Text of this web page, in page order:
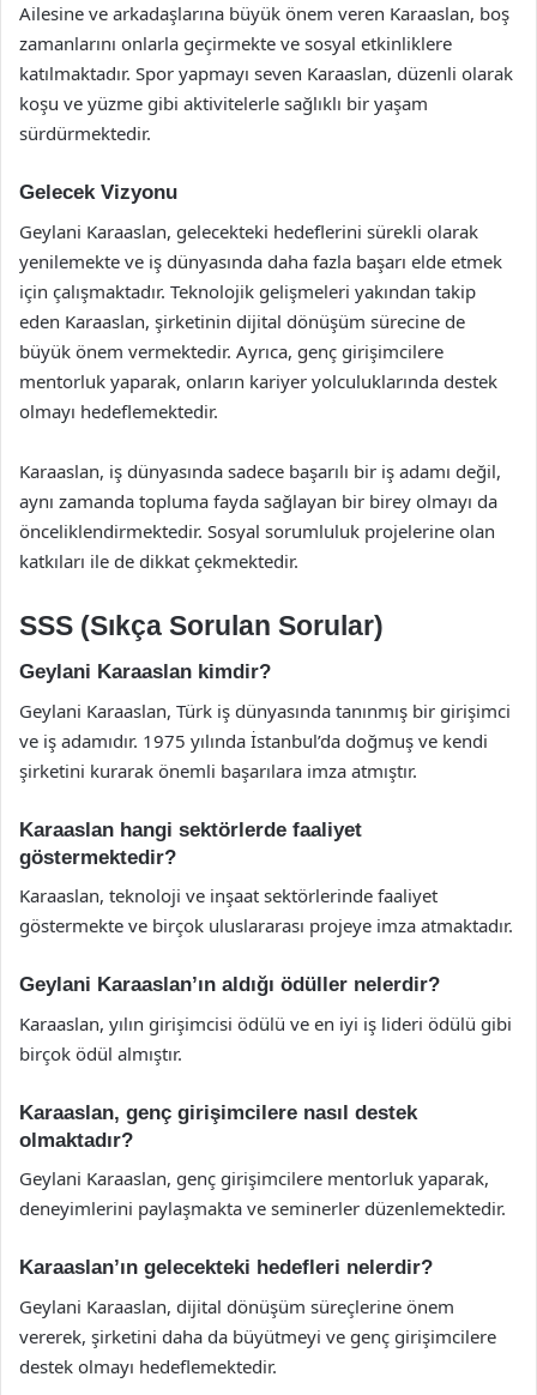
Ailesine ve arkadaşlarına büyük önem veren Karaaslan, boş
zamanlarını onlarla geçirmekte ve sosyal etkinliklere
katılmaktadır. Spor yapmayı seven Karaaslan, düzenli olarak
koşu ve yüzme gibi aktivitelerle sağlıklı bir yaşam
sürdürmektedir.
Gelecek Vizyonu
Geylani Karaaslan, gelecekteki hedeflerini sürekli olarak
yenilemekte ve iş dünyasında daha fazla başarı elde etmek
için çalışmaktadır. Teknolojik gelişmeleri yakından takip
eden Karaaslan, şirketinin dijital dönüşüm sürecine de
büyük önem vermektedir. Ayrıca, genç girişimcilere
mentorluk yaparak, onların kariyer yolculuklarında destek
olmayı hedeflemektedir.
Karaaslan, iş dünyasında sadece başarılı bir iş adamı değil,
aynı zamanda topluma fayda sağlayan bir birey olmayı da
önceliklendirmektedir. Sosyal sorumluluk projelerine olan
katkıları ile de dikkat çekmektedir.
SSS (Sıkça Sorulan Sorular)
Geylani Karaaslan kimdir?
Geylani Karaaslan, Türk iş dünyasında tanınmış bir girişimci
ve iş adamıdır. 1975 yılında İstanbul’da doğmuş ve kendi
şirketini kurarak önemli başarılara imza atmıştır.
Karaaslan hangi sektörlerde faaliyet
göstermektedir?
Karaaslan, teknoloji ve inşaat sektörlerinde faaliyet
göstermekte ve birçok uluslararası projeye imza atmaktadır.
Geylani Karaaslan’ın aldığı ödüller nelerdir?
Karaaslan, yılın girişimcisi ödülü ve en iyi iş lideri ödülü gibi
birçok ödül almıştır.
Karaaslan, genç girişimcilere nasıl destek
olmaktadır?
Geylani Karaaslan, genç girişimcilere mentorluk yaparak,
deneyimlerini paylaşmakta ve seminerler düzenlemektedir.
Karaaslan’ın gelecekteki hedefleri nelerdir?
Geylani Karaaslan, dijital dönüşüm süreçlerine önem
vererek, şirketini daha da büyütmeyi ve genç girişimcilere
destek olmayı hedeflemektedir.